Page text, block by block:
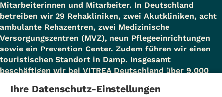
Mitarbeiterinnen und Mitarbeiter. In Deutschland
betreiben wir 29 Rehakliniken, zwei Akutkliniken, acht
ambulante Rehazentren, zwei Medizinische
Versorgungszentren (MVZ), neun Pflegeeinrichtungen
sowie ein Prevention Center. Zudem führen wir einen
touristischen Standort in Damp. Insgesamt
beschäftigen wir bei VITREA Deutschland über 9.000
Ihre Datenschutz-Einstellungen